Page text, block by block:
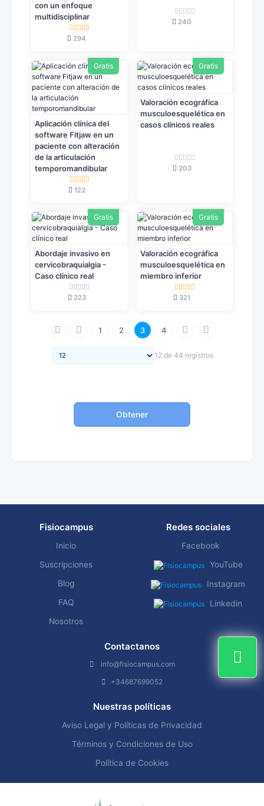
con un enfoque
multidisciplinar
294
240
Gratis
Aplicación clínica del
software Fitjaw en un
paciente con alteración
de la articulación
temporomandibular
122
Gratis
Valoración ecográfica
musculoesquelética en
casos clínicos reales
203
Gratis
Abordaje invasivo en
cervicobraquialgia -
Caso clínico real
223
Gratis
Valoración ecográfica
musculoesquelética en
miembro inferior
321
1 2 3 4
12 de 44 registros
Obtener
Fisiocampus
Inicio
Suscripciones
Blog
FAQ
Nosotros
Redes sociales
Facebook
YouTube
Instagram
Linkedin
Contactanos
info@fisiocampus.com
+34687699052
Nuestras políticas
Aviso Legal y Políticas de Privacidad
Términos y Condiciones de Uso
Política de Cookies